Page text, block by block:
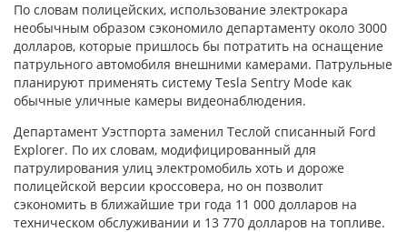
По словам полицейских, использование электрокара
необычным образом сэкономило департаменту около 3000
долларов, которые пришлось бы потратить на оснащение
патрульного автомобиля внешними камерами. Патрульные
планируют применять систему Tesla Sentry Mode как
обычные уличные камеры видеонаблюдения.
Департамент Уэстпорта заменил Теслой списанный Ford
Explorer. По их словам, модифицированный для
патрулирования улиц электромобиль хоть и дороже
полицейской версии кроссовера, но он позволит
сэкономить в ближайшие три года 11 000 долларов на
техническом обслуживании и 13 770 долларов на топливе.